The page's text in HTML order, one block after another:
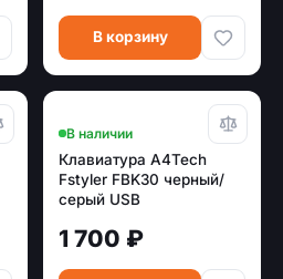
В корзину
В наличии
Клавиатура A4Tech
Fstyler FBK30 черный/
серый USB
slim Multimedia (FBK30
1 700 ₽